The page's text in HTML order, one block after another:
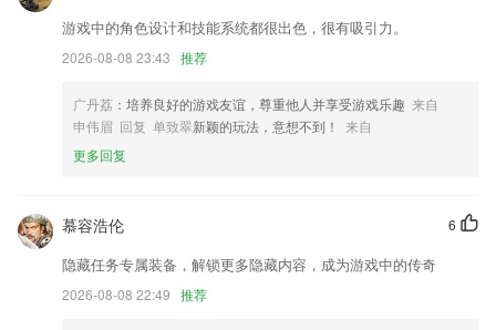
游戏中的角色设计和技能系统都很出色，很有吸引力。
2026-08-08 23:43 推荐
广丹荔 ：培养良好的游戏友谊，尊重他人并享受游戏乐趣 来自
申伟眉 回复 单致翠新颖的玩法，意想不到！
来自
更多回复
6
慕容浩伦
隐藏任务专属装备，解锁更多隐藏内容，成为游戏中的传奇
2026-08-08 22:49 推荐